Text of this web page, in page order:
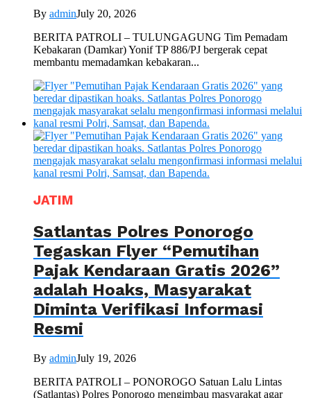
By adminJuly 20, 2026
BERITA PATROLI – TULUNGAGUNG Tim Pemadam
Kebakaran (Damkar) Yonif TP 886/PJ bergerak cepat
membantu memadamkan kebakaran...
JATIM
Satlantas Polres Ponorogo
Tegaskan Flyer “Pemutihan
Pajak Kendaraan Gratis 2026”
adalah Hoaks, Masyarakat
Diminta Verifikasi Informasi
Resmi
By adminJuly 19, 2026
BERITA PATROLI – PONOROGO Satuan Lalu Lintas
(Satlantas) Polres Ponorogo mengimbau masyarakat agar